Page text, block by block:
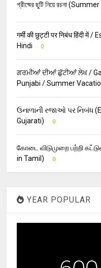
গ্রীষ্মের ছুটি নিয়ে রচনা
गर्मी की छुट्टी पर निबंध हिंदी
Hindi
0
ਗਰਮੀਆਂ ਦੀਆਂ ਛੁੱਟੀਆਂ ਲੇਖ /
Punjabi / Summer
ઉનાળાની રજાઓ પર નિબંધ
Gujarati)
0
கோடை விடுமுறை பற்றி
in Tamil)
0
YEAR POPULAR